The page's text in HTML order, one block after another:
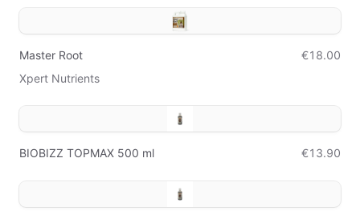
Master Root
€18.00
Xpert Nutrients
BIOBIZZ TOPMAX 500 ml €13.90